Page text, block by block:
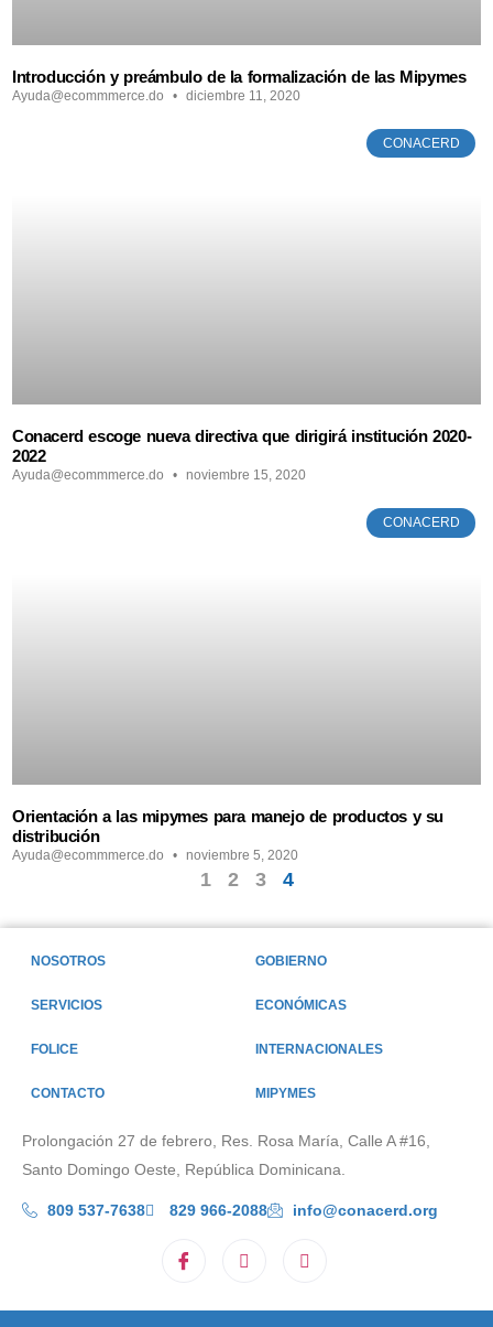
Introducción y preámbulo de la formalización de las Mipymes
Ayuda@ecommmerce.do diciembre 11, 2020
CONACERD
Conacerd escoge nueva directiva que dirigirá institución 2020-
2022
Ayuda@ecommmerce.do noviembre 15, 2020
CONACERD
Orientación a las mipymes para manejo de productos y su
distribución
Ayuda@ecommmerce.do noviembre 5, 2020
1 2 3 4
NOSOTROS
SERVICIOS
FOLICE
CONTACTO
GOBIERNO
ECONÓMICAS
INTERNACIONALES
MIPYMES
Prolongación 27 de febrero, Res. Rosa María, Calle A #16,
Santo Domingo Oeste, República Dominicana.
809 537-7638 829 966-2088 info@conacerd.org